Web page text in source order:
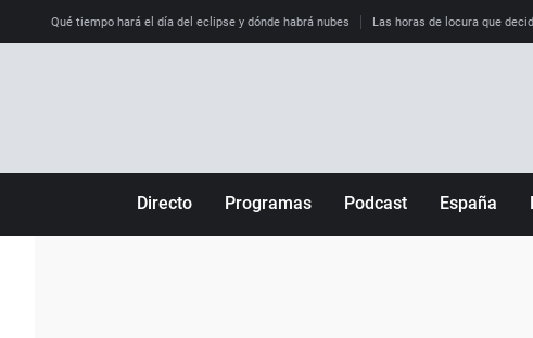
Qué tiempo hará el día del eclipse y dónde habrá nubes Las horas de locura que
Directo Programas Podcast España